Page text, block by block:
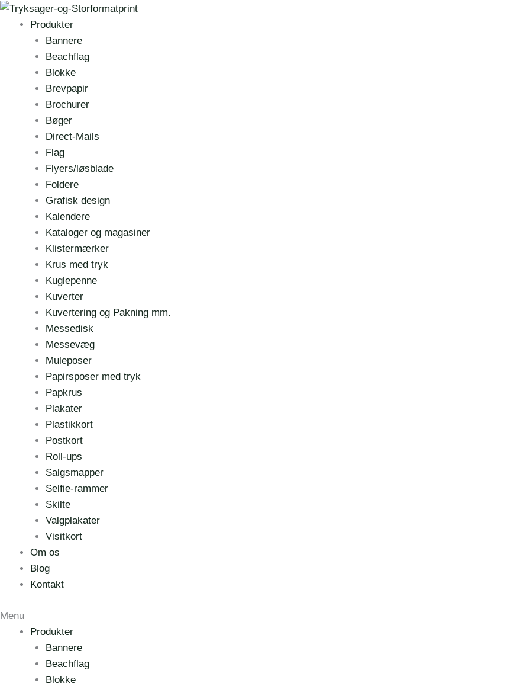
Skip
Produkter
Bannere
Beachflag
Blokke
Brevpapir
Brochurer
Bøger
Direct-Mails
Flag
Flyers/løsblade
Foldere
Grafisk design
Kalendere
Kataloger og magasiner
Klistermærker
Krus med tryk
Kuglepenne
Kuverter
Kuvertering og Pakning mm.
Messedisk
Messevæg
Muleposer
Papirsposer med tryk
Papkrus
Plakater
Plastikkort
Postkort
Roll-ups
Salgsmapper
Selfie-rammer
Skilte
Valgplakater
Visitkort
Om os
Blog
Kontakt
Menu
Produkter
Bannere
Beachflag
Blokke